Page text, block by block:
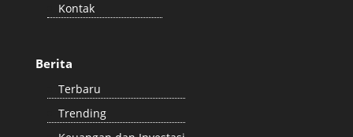
Kontak
Berita
Terbaru
Trending